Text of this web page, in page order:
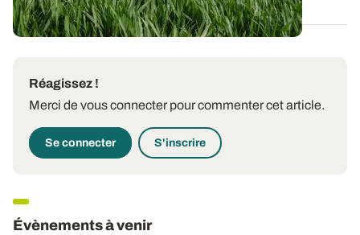
Réagissez !
Merci de vous connecter pour commenter cet article.
Se connecter S'inscrire
Évènements à venir